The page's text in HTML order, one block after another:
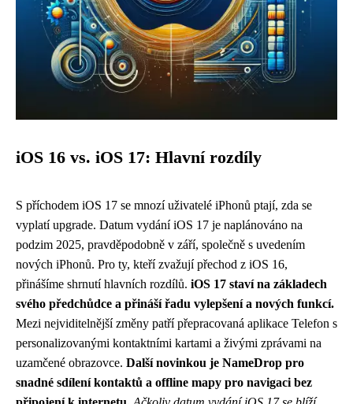
iOS 16 vs. iOS 17: Hlavní rozdíly
S příchodem iOS 17 se mnozí uživatelé iPhonů ptají, zda se
vyplatí upgrade. Datum vydání iOS 17 je naplánováno na
podzim 2025, pravděpodobně v září, společně s uvedením
nových iPhonů. Pro ty, kteří zvažují přechod z iOS 16,
přinášíme shrnutí hlavních rozdílů. iOS 17 staví na základech
svého předchůdce a přináší řadu vylepšení a nových funkcí.
Mezi nejviditelnější změny patří přepracovaná aplikace Telefon s
personalizovanými kontaktními kartami a živými zprávami na
uzamčené obrazovce. Další novinkou je NameDrop pro
snadné sdílení kontaktů a offline mapy pro navigaci bez